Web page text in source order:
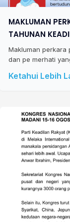
MAKLUMAN
TAHUNAN
Makluman perkara
dan pe merhati
Ketahui Lebih